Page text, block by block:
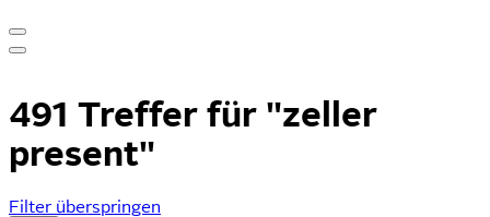
491 Treffer für "zeller
present"
Filter überspringen